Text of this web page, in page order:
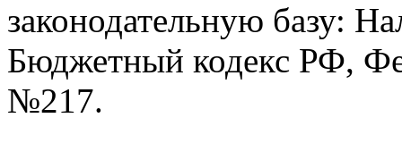
законодательную базу:
Бюджетный кодекс РФ,
№217.